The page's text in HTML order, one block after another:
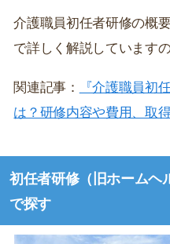
介護職員初任者研修の概
で詳しく解説しています
関連記事：
『介護職員初
は？研修内容や費用、取
初任者研修（旧ホームヘ
で探す